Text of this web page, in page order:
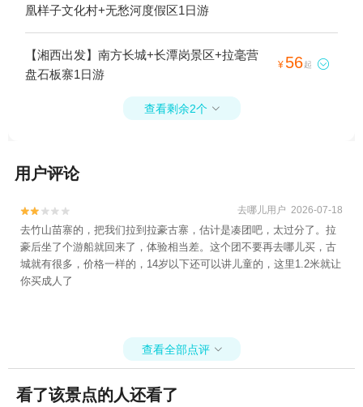
凰样子文化村+无愁河度假区1日游
【湘西出发】南方长城+长潭岗景区+拉毫营
盘石板寨1日游
¥ 56起 
查看剩余2个 
用户评论

 去哪儿用户 2026-07-18
去竹山苗寨的，把我们拉到拉豪古寨，估计是凑团吧，太过分了。拉
豪后坐了个游船就回来了，体验相当差。这个团不要再去哪儿买，古
城就有很多，价格一样的，14岁以下还可以讲儿童的，这里1.2米就让
你买成人了
查看全部点评 
看了该景点的人还看了